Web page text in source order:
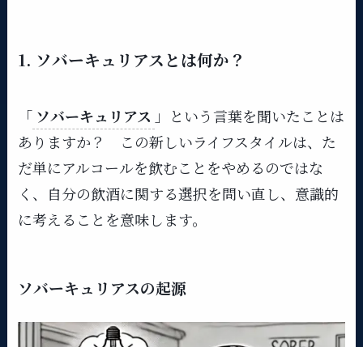
1. ソバーキュリアスとは何か？
「 ソバーキュリアス 」という言葉を聞いたことは
ありますか？ この新しいライフスタイルは、た
だ単にアルコールを飲むことをやめるのではな
く、自分の飲酒に関する選択を問い直し、意識的
に考えることを意味します。
ソバーキュリアスの起源